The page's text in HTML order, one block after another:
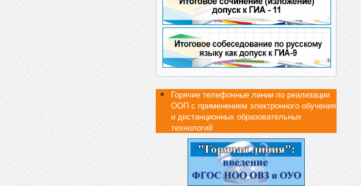
Горячие телефонные линии по реализации
ООП с применением электронного обучения
и дистанционных образовательных
технологий